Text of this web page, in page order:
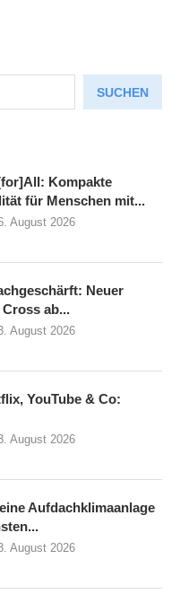
SUCHEN
Kompakte
für Menschen mit...
August 2026
Neuer
ab...
August 2026
YouTube & Co:
August 2026
Aufdachklimaanlage
August 2026